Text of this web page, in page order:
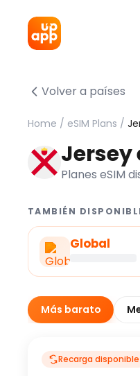
Volver a países
Home / eSIM Plans /
Jersey
Planes eSIM
TAMBIÉN
Global
Más barato
Recarga disponible